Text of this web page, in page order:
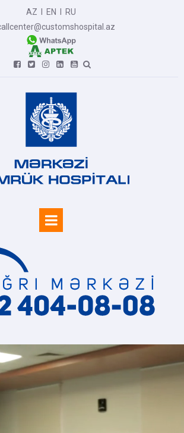
AZ EN RU
     